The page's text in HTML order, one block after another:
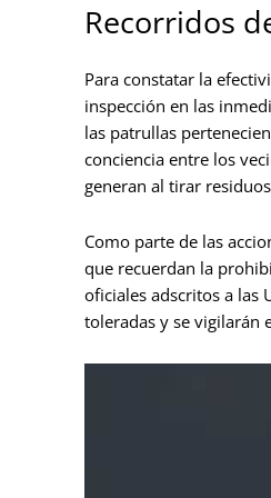
Recorridos
Para constatar la
inspección en las
las patrullas
conciencia entre los
generan al tirar
Como parte de las
que recuerdan la
oficiales adscritos a las
toleradas y se vigilarán